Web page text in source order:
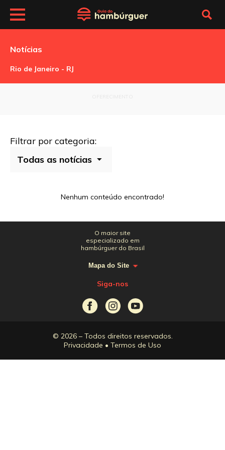
Notícias
Rio de Janeiro - RJ
Filtrar por categoria:
Nenhum conteúdo encontrado!
O maior site
especializado em
hambúrguer do Brasil
Mapa do Site
Siga-nos
© 2026 – Todos direitos reservados.
Privacidade • Termos de Uso